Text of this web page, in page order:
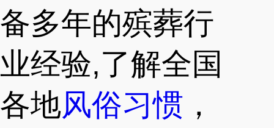
备多年的殡葬行
业经验,了解全国
各地风俗习惯 ，